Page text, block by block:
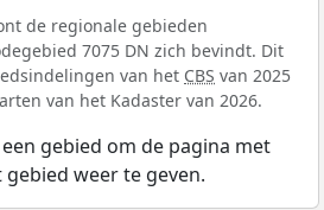
de regionale gebieden
7075 DN zich bevindt. Dit
van het CBS van 2025
van het Kadaster van 2026.
gebied om de pagina met
weer te geven.